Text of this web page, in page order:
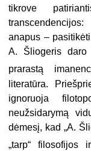
tikrove
anapus –
A. Šliogeris
prarastą
literatūra.
ignoruoja
neužsidarymą
dėmesį, kad „A.
„tarp“ filosofijos